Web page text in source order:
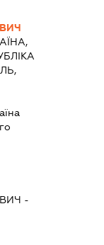
-